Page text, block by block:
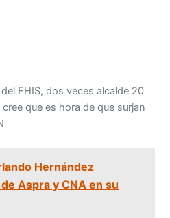
FHIS, dos veces alcalde 20
que es hora de que surjan
Hernández
Aspra y CNA en su